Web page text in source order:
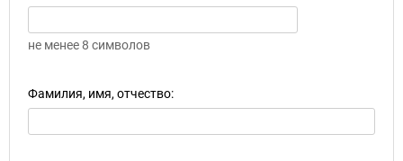
не менее 8 символов
Фамилия, имя, отчество: